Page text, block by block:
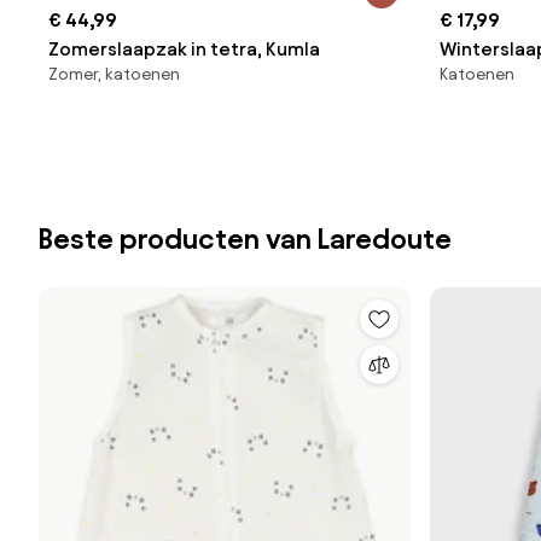
€ 44,99
Zomerslaapzak in tetra, Kumla
Zomer, katoenen
€ 17,99
Sunshine
Katoenen
Beste producten van Laredoute